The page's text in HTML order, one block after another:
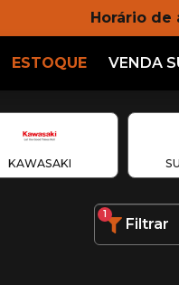
Horário de
ESTOQUE VENDA
KAWASAKI
Filtrar
1